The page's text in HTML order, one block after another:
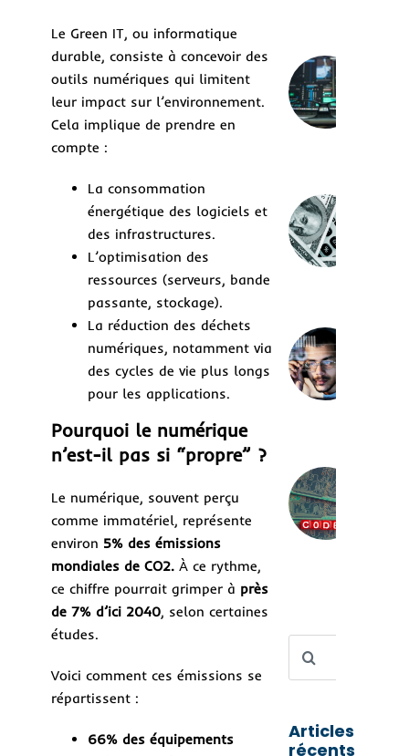
Le Green IT, ou informatique
durable, consiste à concevoir des
outils numériques qui limitent
leur impact sur l’environnement.
Cela implique de prendre en
compte :
La consommation
énergétique des logiciels et
des infrastructures.
L’optimisation des
ressources (serveurs, bande
passante, stockage).
La réduction des déchets
numériques, notamment via
des cycles de vie plus longs
pour les applications.
Pourquoi le numérique
n’est-il pas si “propre” ?
Le numérique, souvent perçu
comme immatériel, représente
environ 5% des émissions
mondiales de CO2.À ce rythme,
ce chiffre pourrait grimper à près
de 7% d’ici 2040, selon certaines
études.
Voici comment ces émissions se
répartissent :
66% des équipements
Articles
récents